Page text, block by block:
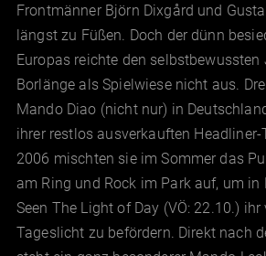
Frontmänner Björn Dixgård und
längst zu Füßen. Doch der dünn
Europas reichte den selbstbewussten
Borlänge als Spielwiese nicht aus.
Mando Diao (nicht nur) in
ihrer restlos ausverkauften
2006 mischten sie im Sommer das
am Ring und Rock im Park auf, um in
Seen The Light of Day (VÖ: 22.10.)
Tageslicht zu befördern. Direkt nach